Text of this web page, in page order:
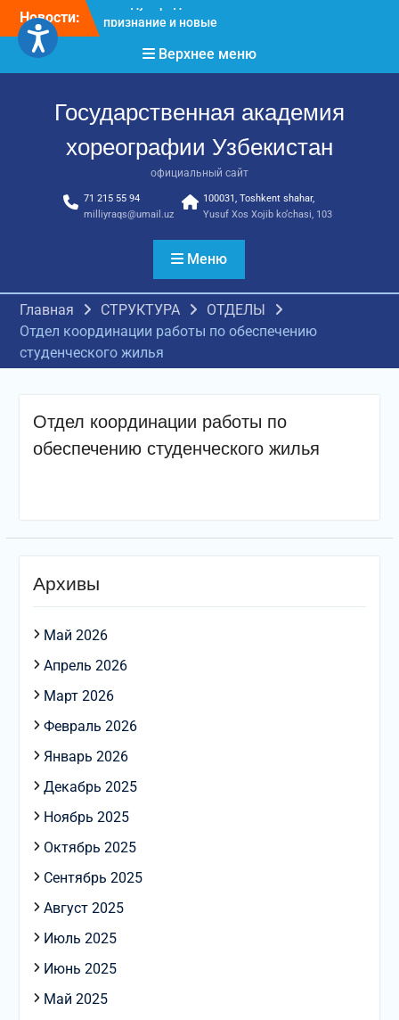
Перейти
содержимому
Новости:
хореографов
пространство!
достижения молодых
Верхнее меню
Государственная академия
хореографии Узбекистан
официальный сайт
71 215 55 94
milliyraqs@umail.uz
100031, Toshkent shahar,
Yusuf Xos Xojib ko‘chasi, 103
Меню
Главная СТРУКТУРА
ОТДЕЛЫ
Отдел координации работы по обеспечению
студенческого жилья
Отдел координации работы по
обеспечению студенческого жилья
Архивы
Май 2026
Апрель 2026
Март 2026
Февраль 2026
Январь 2026
Декабрь 2025
Ноябрь 2025
Октябрь 2025
Сентябрь 2025
Август 2025
Июль 2025
Июнь 2025
Май 2025